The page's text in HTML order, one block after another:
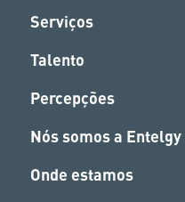
Serviços
Talento
Percepções
Nós somos a Entelgy
Onde estamos